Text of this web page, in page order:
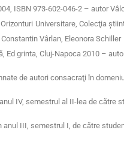
ISBN 973-602-046-2 – autor
Orizonturi Universitare, Colecţia
Vârlan, Eleonora Schiller
grinta, Cluj-Napoca 2010 –
de autori consacraţi în
IV, semestrul al II-lea de către
III, semestrul I, de către